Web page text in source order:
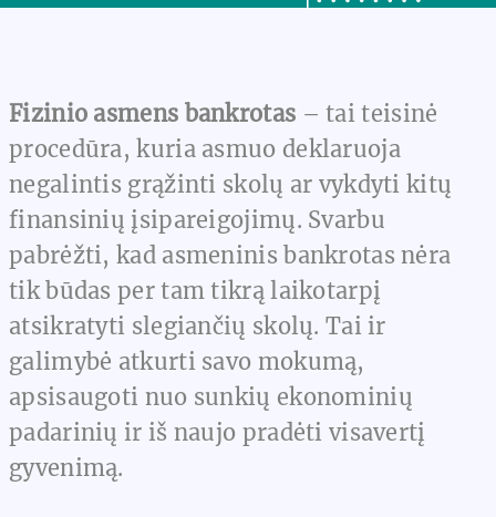
Fizinio asmens bankrotas – tai teisinė
procedūra, kuria asmuo deklaruoja
negalintis grąžinti skolų ar vykdyti kitų
finansinių įsipareigojimų. Svarbu
pabrėžti, kad asmeninis bankrotas nėra
tik būdas per tam tikrą laikotarpį
atsikratyti slegiančių skolų. Tai ir
galimybė atkurti savo mokumą,
apsisaugoti nuo sunkių ekonominių
padarinių ir iš naujo pradėti visavertį
gyvenimą.